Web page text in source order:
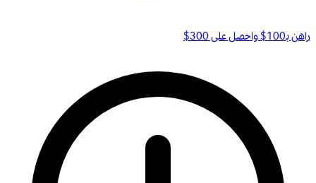
راهن بـ100$ واحصل على 300$